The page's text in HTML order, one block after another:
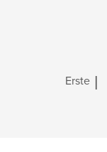
Erste |